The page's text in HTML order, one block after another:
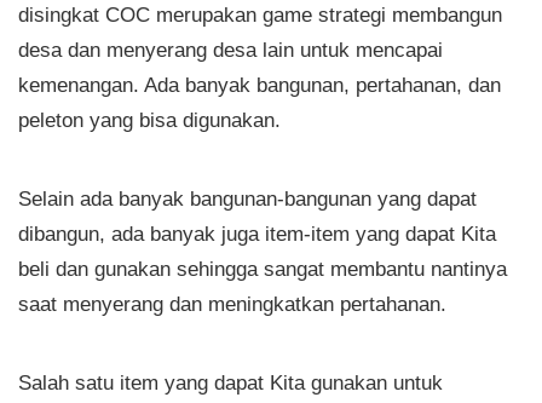
disingkat COC merupakan game strategi membangun
desa dan menyerang desa lain untuk mencapai
kemenangan. Ada banyak bangunan, pertahanan, dan
peleton yang bisa digunakan.
Selain ada banyak bangunan-bangunan yang dapat
dibangun, ada banyak juga item-item yang dapat Kita
beli dan gunakan sehingga sangat membantu nantinya
saat menyerang dan meningkatkan pertahanan.
Salah satu item yang dapat Kita gunakan untuk